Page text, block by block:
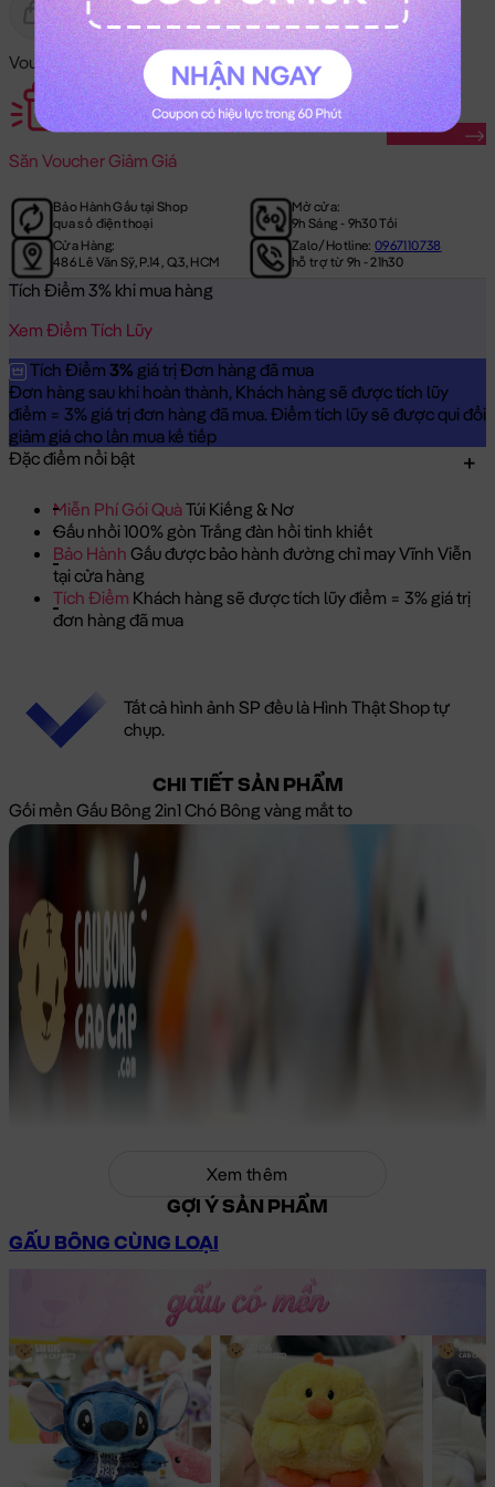
Gửi Tặng Hết Hàng
Voucher Mã Khuyến Mãi:
Săn Voucher Giảm Giá
Săn Ngay
Bảo Hành Gấu tại Shop
qua số điện thoại
Mở cửa:
9h Sáng - 9h30 Tối
Cửa Hàng:
486 Lê Văn Sỹ, P.14, Q.3, HCM
Zalo/Hotline:0967110738
hỗ trợ từ 9h - 21h30
Tích Điểm 3% khi mua hàng
Xem Điểm Tích Lũy
Tích Điểm 3% giá trị Đơn hàng đã mua
Đơn hàng sau khi hoàn thành, Khách hàng sẽ được tích lũy
điểm = 3% giá trị đơn hàng đã mua. Điểm tích lũy sẽ được qui đổi
giảm giá cho lần mua kế tiếp
Đặc điểm nổi bật
Miễn Phí Gói QuàTúi Kiếng & Nơ
Gấu nhồi 100% gòn Trắng đàn hồi tinh khiết
Bảo Hành Gấu được bảo hành đường chỉ may Vĩnh Viễn
tại cửa hàng
Tích Điểm Khách hàng sẽ được tích lũy điểm = 3% giá trị
đơn hàng đã mua
Tất cả hình ảnh SP đều là Hình Thật Shop tự
chụp.
CHI TIẾT SẢN PHẨM
Gối mền Gấu Bông 2in1 Chó Bông vàng mắt to
Xem thêm
GỢI Ý SẢN PHẨM
GẤU BÔNG CÙNG LOẠI